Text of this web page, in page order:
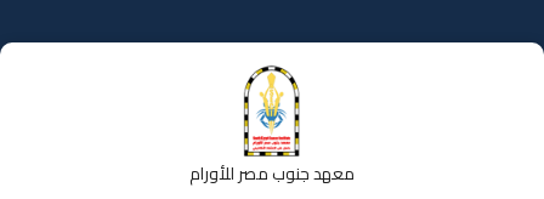
إلى
المحتوى
معهد جنوب مصر للأورام